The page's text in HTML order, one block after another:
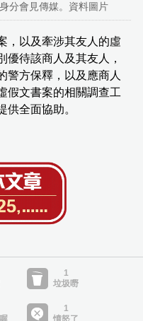
分會見傳媒。資料圖片
，以及牽涉其友人的虛
優待該商人及其友人，
警方保釋，以及應商人
假文書案的相關調查工
供全面協助。